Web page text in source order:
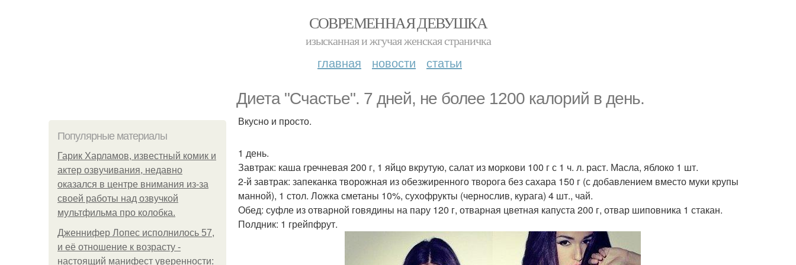
СОВРЕМЕННАЯ ДЕВУШКА
изысканная и жгучая женская страничка
главная новости статьи
Диета "Счастье". 7 дней, не более 1200 калорий в день.
Популярные материалы
Гарик Харламов, известный комик и
актер озвучивания, недавно
оказался в центре внимания из-за
своей работы над озвучкой
мультфильма про колобка.
Дженнифер Лопес исполнилось 57,
и её отношение к возрасту -
настоящий манифест уверенности:
Вкусно и просто.
1 день.
Завтрак: каша гречневая 200 г, 1 яйцо вкрутую, салат из моркови 100 г с 1 ч. л. раст. Масла, яблоко 1 шт.
2-й завтрак: запеканка творожная из обезжиренного творога без сахара 150 г (с добавлением вместо муки крупы
манной), 1 стол. Ложка сметаны 10%, сухофрукты (чернослив, курага) 4 шт., чай.
Обед: суфле из отварной говядины на пару 120 г, отварная цветная капуста 200 г, отвар шиповника 1 стакан.
Полдник: 1 грейпфрут.